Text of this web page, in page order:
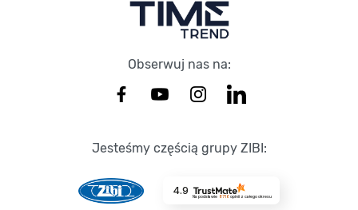
Obserwuj nas na:
Jesteśmy częścią grupy ZIBI:
4.9
Na podstawie 8716opinii z całego okresu